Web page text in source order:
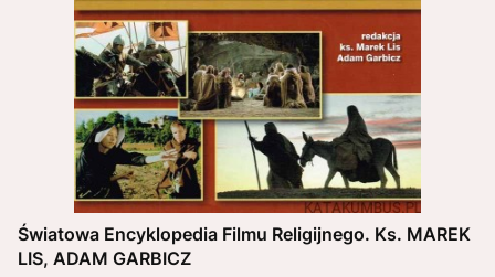
Światowa Encyklopedia Filmu Religijnego. Ks. MAREK
LIS, ADAM GARBICZ